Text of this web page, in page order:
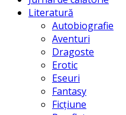
Literatură
Autobiografie
Aventuri
Dragoste
Erotic
Eseuri
Fantasy
Ficțiune